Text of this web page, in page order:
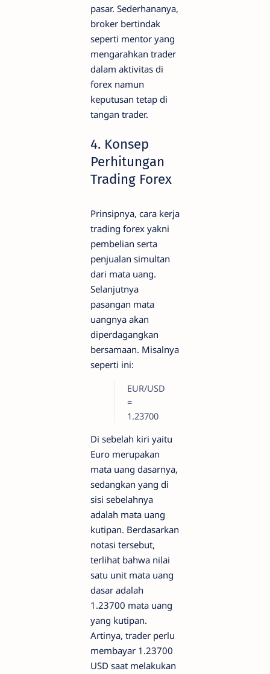
pasar. Sederhananya,
broker bertindak
seperti mentor yang
mengarahkan trader
dalam aktivitas di
forex namun
keputusan tetap di
tangan trader.
4. Konsep
Perhitungan
Trading Forex
Prinsipnya, cara kerja
trading forex yakni
pembelian serta
penjualan simultan
dari mata uang.
Selanjutnya
pasangan mata
uangnya akan
diperdagangkan
bersamaan. Misalnya
seperti ini:
EUR/USD
=
1.23700
Di sebelah kiri yaitu
Euro merupakan
mata uang dasarnya,
sedangkan yang di
sisi sebelahnya
adalah mata uang
kutipan. Berdasarkan
notasi tersebut,
terlihat bahwa nilai
satu unit mata uang
dasar adalah
1.23700 mata uang
yang kutipan.
Artinya, trader perlu
membayar 1.23700
USD saat melakukan